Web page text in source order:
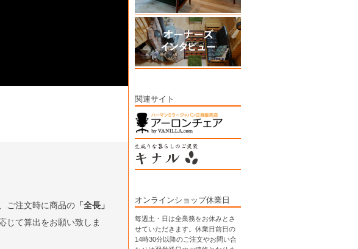
ご注文時に商品の 「全長」
じて算出をお願い致しま
関連サイト
オンラインショップ休業日
毎週土・日は全業務をお休みとさ
せていただきます。休業日前日の
14時30分以降のご注文やお問い合